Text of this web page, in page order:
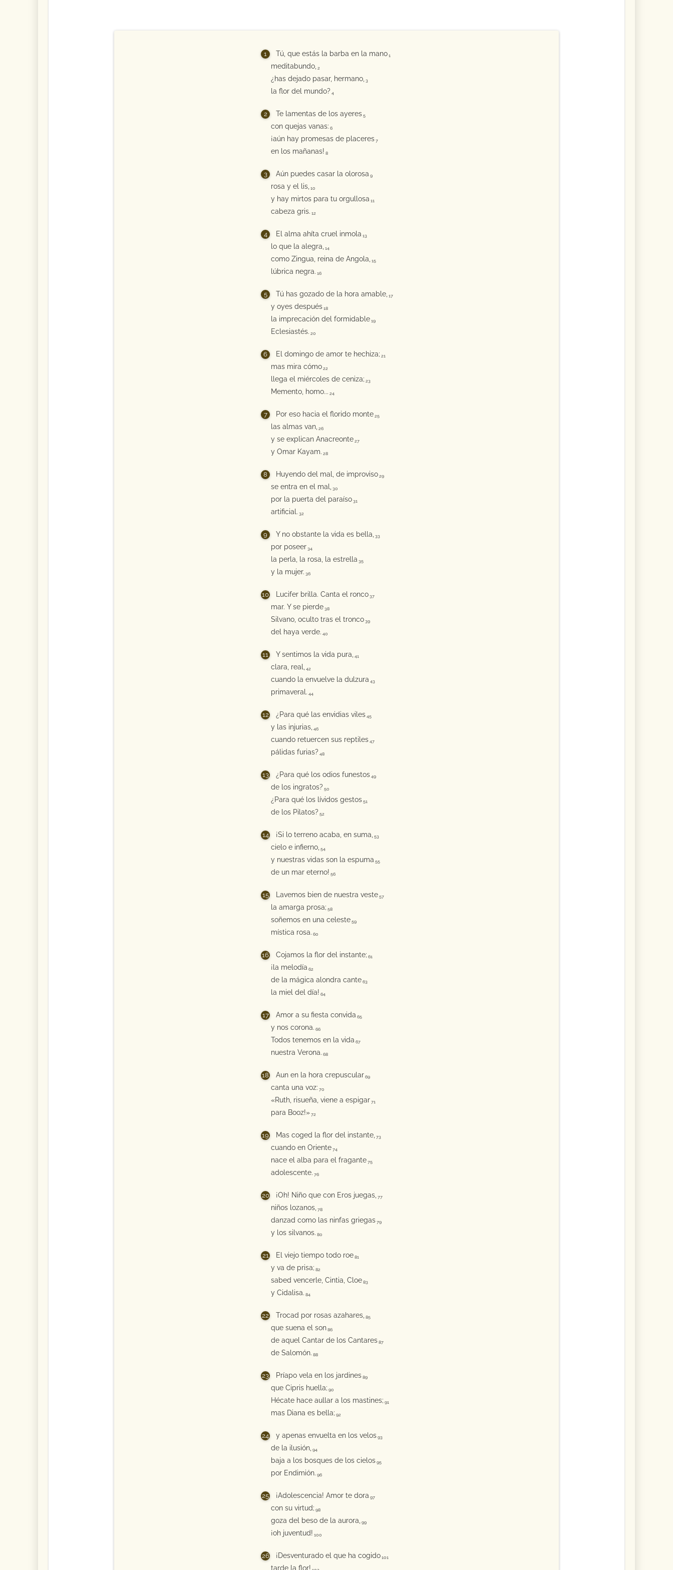
Tú, que estás la barba en la mano 1
meditabundo, 2
¿has dejado pasar, hermano, 3
la flor del mundo? 4
Te lamentas de los ayeres 5
con quejas vanas: 6
¡aún hay promesas de placeres 7
en los mañanas! 8
Aún puedes casar la olorosa 9
rosa y el lis, 10
y hay mirtos para tu orgullosa 11
cabeza gris. 12
El alma ahíta cruel inmola 13
lo que la alegra, 14
como Zingua, reina de Angola, 15
lúbrica negra. 16
Tú has gozado de la hora amable, 17
y oyes después 18
la imprecación del formidable 19
Eclesiastés. 20
El domingo de amor te hechiza; 21
mas mira cómo 22
llega el miércoles de ceniza; 23
Memento, homo... 24
Por eso hacia el florido monte 25
las almas van, 26
y se explican Anacreonte 27
y Omar Kayam. 28
Huyendo del mal, de improviso 29
se entra en el mal, 30
por la puerta del paraíso 31
artificial. 32
Y no obstante la vida es bella, 33
por poseer 34
la perla, la rosa, la estrella 35
y la mujer. 36
Lucifer brilla. Canta el ronco 37
mar. Y se pierde 38
Silvano, oculto tras el tronco 39
del haya verde. 40
Y sentimos la vida pura, 41
clara, real, 42
cuando la envuelve la dulzura 43
primaveral. 44
¿Para qué las envidias viles 45
y las injurias, 46
cuando retuercen sus reptiles 47
pálidas furias? 48
¿Para qué los odios funestos 49
de los ingratos? 50
¿Para qué los lívidos gestos 51
de los Pilatos? 52
¡Si lo terreno acaba, en suma, 53
cielo e infierno, 54
y nuestras vidas son la espuma 55
de un mar eterno! 56
Lavemos bien de nuestra veste 57
la amarga prosa; 58
soñemos en una celeste 59
mística rosa. 60
Cojamos la flor del instante; 61
¡la melodía 62
de la mágica alondra cante 63
la miel del día! 64
Amor a su fiesta convida 65
y nos corona. 66
Todos tenemos en la vida 67
nuestra Verona. 68
Aun en la hora crepuscular 69
canta una voz: 70
«Ruth, risueña, viene a espigar 71
para Booz!» 72
Mas coged la flor del instante, 73
cuando en Oriente 74
nace el alba para el fragante 75
adolescente. 76
¡Oh! Niño que con Eros juegas, 77
niños lozanos, 78
danzad como las ninfas griegas 79
y los silvanos. 80
El viejo tiempo todo roe 81
y va de prisa; 82
sabed vencerle, Cintia, Cloe 83
y Cidalisa. 84
Trocad por rosas azahares, 85
que suena el son 86
de aquel Cantar de los Cantares 87
de Salomón. 88
Príapo vela en los jardines 89
que Cipris huella; 90
Hécate hace aullar a los mastines; 91
mas Diana es bella; 92
y apenas envuelta en los velos 93
de la ilusión, 94
baja a los bosques de los cielos 95
por Endimión. 96
¡Adolescencia! Amor te dora 97
con su virtud; 98
goza del beso de la aurora, 99
¡oh juventud! 100
¡Desventurado el que ha cogido 101
tarde la flor!